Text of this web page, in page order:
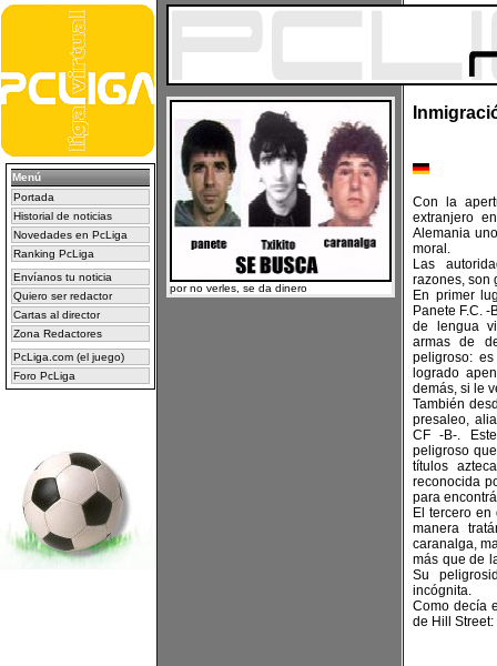
Menú
Portada
Historial de noticias
Novedades en PcLiga
Ranking PcLiga
Envíanos tu noticia
Quiero ser redactor
Cartas al director
Zona Redactores
PcLiga.com (el juego)
Foro PcLiga
por no verles, se da dinero
Con la
extranjero
Alemania
moral.
Las
razones, son
En primer
Panete F.C.
de lengua
armas de
peligroso:
logrado
demás, si le
También
presaleo,
CF -B-.
peligroso
títulos
reconocida
para
El tercero
manera
caranalga,
más que de
Su
incógnita.
Como decía
de Hill